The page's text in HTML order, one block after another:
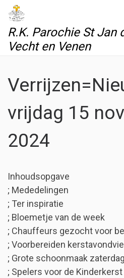
Skip to content
R.K. Parochie St Jan
Vecht en Venen
vrijdag 15
2024
Inhoudsopgave
; Mededelingen
; Ter inspiratie
; Bloemetje van de week
; Chauffeurs gezocht voor
; Voorbereiden
; Grote schoonmaak
; Spelers voor de